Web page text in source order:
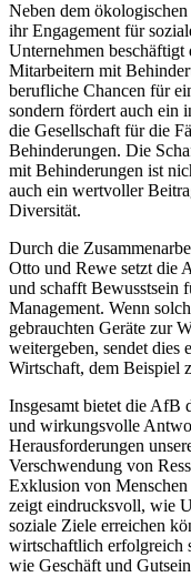
Neben dem
ihr Engagement für
Unternehmen
Mitarbeitern mit
berufliche Chancen für
sondern fördert auch ein
die Gesellschaft für die
Behinderungen. Die
mit Behinderungen ist
auch ein wertvoller
Diversität.
Durch die
Otto und Rewe setzt die
und schafft Bewusstsein
Management. Wenn
gebrauchten Geräte zur
weitergeben, sendet dies
Wirtschaft, dem Beispiel
Insgesamt bietet die AfB
und wirkungsvolle
Herausforderungen
Verschwendung von
Exklusion von
zeigt eindrucksvoll, wie
soziale Ziele erreichen
wirtschaftlich erfolgreich
wie Geschäft und